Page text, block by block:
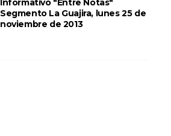
Informativo "Entre Notas"
Segmento La Guajira, lunes 25 de
noviembre de 2013